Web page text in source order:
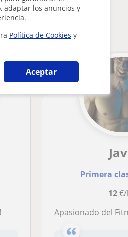
adaptar los anuncios y
Política de Cookies y
Aceptar
interesarte
Primera
12€/
Apasionado del Fitness, con más de 9 años de experiencia. Resultados 100 % con el